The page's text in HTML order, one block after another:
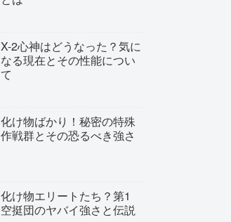
X-2心神はどうなった？気に
なる現在とその性能につい
て
化け物ばかり！秘密の特殊
作戦群とその恐るべき強さ
化け物エリートたち？第1
空挺団のヤバイ強さと伝説